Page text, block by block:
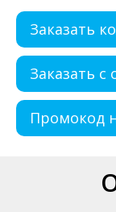
Заказать
Заказать
Промокод